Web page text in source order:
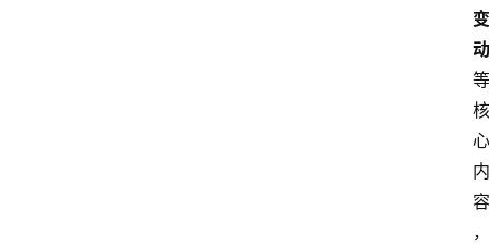
变
动
等
核
心
内
容
，